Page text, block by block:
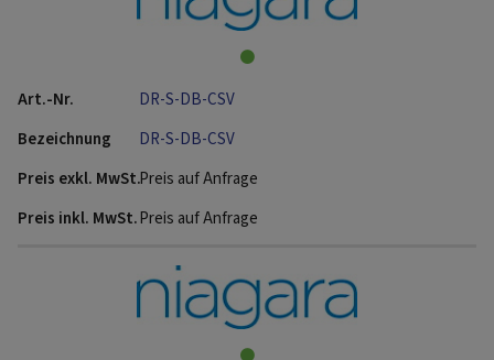
DR-S-DB-CSV
DR-S-DB-CSV
Preis auf Anfrage
Preis auf Anfrage